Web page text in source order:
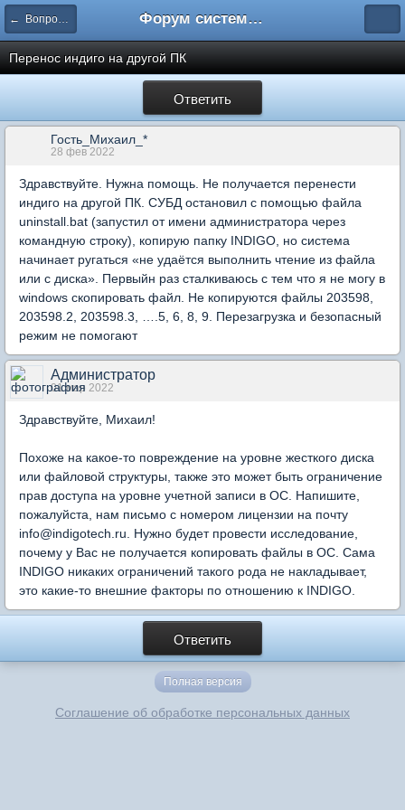
← Вопросы администрирования системы Форум системы тестирования INDIGO
Перенос индиго на другой ПК
Ответить
Гость_Михаил_*
28 фев 2022
Здравствуйте. Нужна помощь. Не получается перенести
индиго на другой ПК. СУБД остановил с помощью файла
uninstall.bat (запустил от имени администратора через
командную строку), копирую папку INDIGO, но система
начинает ругаться «не удаётся выполнить чтение из файла
или с диска». Первыйн раз сталкиваюсь с тем что я не могу в
windows скопировать файл. Не копируются файлы 203598,
203598.2, 203598.3, ….5, 6, 8, 9. Перезагрузка и безопасный
режим не помогают
Администратор
01 мар 2022
Здравствуйте, Михаил!
Похоже на какое-то повреждение на уровне жесткого диска
или файловой структуры, также это может быть ограничение
прав доступа на уровне учетной записи в ОС. Напишите,
пожалуйста, нам письмо с номером лицензии на почту
info@indigotech.ru. Нужно будет провести исследование,
почему у Вас не получается копировать файлы в ОС. Сама
INDIGO никаких ограничений такого рода не накладывает,
это какие-то внешние факторы по отношению к INDIGO.
Ответить
Полная версия
Соглашение об обработке персональных данных